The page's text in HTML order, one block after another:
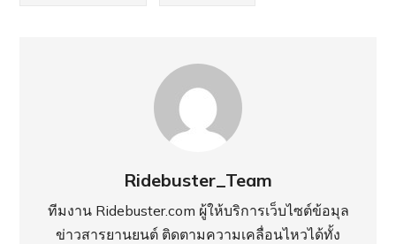
Ridebuster_Team
ทีมงาน Ridebuster.com ผู้ให้บริการเว็บไซต์ข้อมุล
ข่าวสารยานยนต์ ติดตามความเคลื่อนไหวได้ทั้ง